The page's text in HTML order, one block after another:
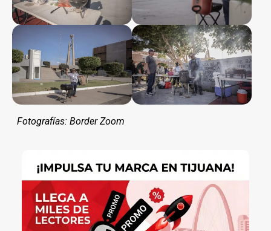
Fotografías: Border Zoom